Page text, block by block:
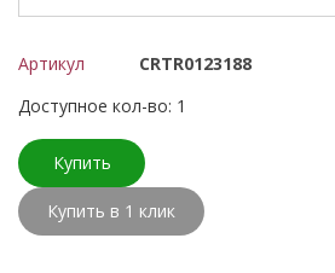
Артикул
CRTR0123188
Доступное кол-во: 1
Купить
Купить в 1 клик